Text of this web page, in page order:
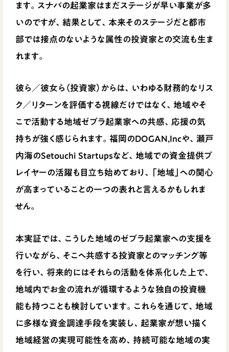
ます。スナバの起業家はまだステージが早い事業が多
いのですが、結果として、本来そのステージだと都市
部では接点のないような属性の投資家との交流も生ま
れます。
彼ら／彼女ら（投資家）からは、いわゆる財務的なリス
ク／リターンを評価する視線だけではなく、地域やそ
こで活動する地域ゼブラ起業家への共感、応援の気
持ちが強く感じられます。福岡のDOGAN,Incや、瀬戸
内海のSetouchi Startupsなど、地域での資金提供プ
レイヤーの活躍も目立ち始めており、「地域」への関心
が高まっていることの一つの表れと言えるかもしれま
せん。
本実証では、こうした地域のゼブラ起業家への支援を
行いながら、そこへ共感する投資家とのマッチング等
を行い、将来的にはそれらの活動を体系化した上で、
地域内でお金の流れが循環するような独自の投資機
能も持つことも検討しています。これらを通じて、地域
に多様な資金調達手段を実装し、起業家が想い描く
地域経営の実現可能性を高め、持続可能な地域の実